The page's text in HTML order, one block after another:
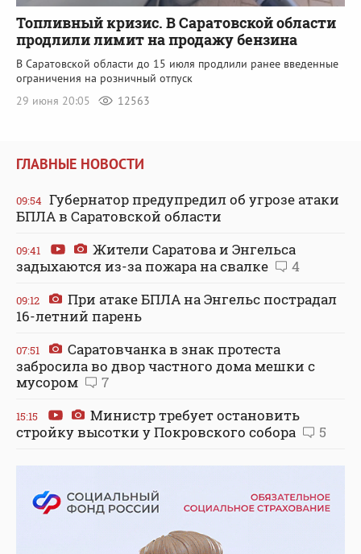
Топливный кризис. В Саратовской области
продлили лимит на продажу бензина
В Саратовской области до 15 июля продлили ранее введенные
ограничения на розничный отпуск
29 июня 20:05
12563
ГЛАВНЫЕ НОВОСТИ
09:54 Губернатор предупредил об угрозе атаки
БПЛА в Саратовской области
09:41
Жители Саратова и Энгельса
задыхаются из-за пожара на свалке
4
09:12
При атаке БПЛА на Энгельс пострадал
16-летний парень
07:51
Саратовчанка в знак протеста
забросила во двор частного дома мешки с
мусором
7
15:15
Министр требует остановить
стройку высотки у Покровского собора
5